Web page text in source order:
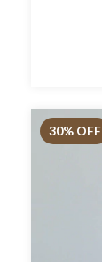
30% OFF